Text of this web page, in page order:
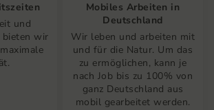
und
bieten wir
Mobiles Arbeiten in
Deutschland
Wir leben und arbeiten mit
und für die Natur. Um das
zu ermöglichen, kann je
nach Job bis zu 100% von
ganz Deutschland aus
mobil gearbeitet werden.